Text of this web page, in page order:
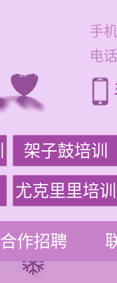
手
电
架子鼓培训
尤克里里培训
合作招聘